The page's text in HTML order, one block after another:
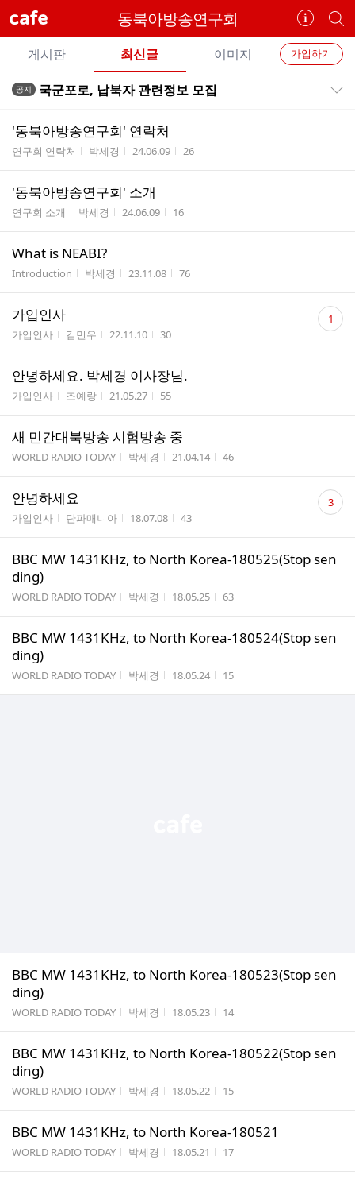
cafe 동북아방송연구회
카
페
정
보
개
별
카
페
검
카
페
메
뉴
가입하기
게시판 최신글 이미지
전
글
트
공지 국군포로, 납북자 관련정보 모집
'동북아방송연구회' 연락처
게시판명
연구회 연락처 작성자
박세경 작성시간
24.06.09 조회수
26
'동북아방송연구회' 소개
게시판명
연구회 소개 작성자
박세경 작성시간
24.06.09 조회수
16
What is NEABI?
게시판명
Introduction 작성자
박세경 작성시간
23.11.08 조회수
76
가입인사
게시판명
가입인사 작성자
김민우 작성시간
22.11.10 조회수
30
댓
글 1
안녕하세요. 박세경 이사장님.
게시판명
가입인사 작성자
조예랑 작성시간
21.05.27 조회수
55
새 민간대북방송 시험방송 중
게시판명
WORLD RADIO TODAY 작성자
박세경 작성시간
21.04.14 조회수
46
안녕하세요
게시판명
가입인사 작성자
단파매니아 작성시간
18.07.08 조회수
43
댓
글 3
BBC MW 1431KHz, to North Korea-180525(Stop sen
ding)
게시판명
WORLD RADIO TODAY 작성자
박세경 작성시간
18.05.25 조회수
63
BBC MW 1431KHz, to North Korea-180524(Stop sen
ding)
게시판명
WORLD RADIO TODAY 작성자
박세경 작성시간
18.05.24 조회수
15
BBC MW 1431KHz, to North Korea-180523(Stop sen
ding)
게시판명
WORLD RADIO TODAY 작성자
박세경 작성시간
18.05.23 조회수
14
BBC MW 1431KHz, to North Korea-180522(Stop sen
ding)
게시판명
WORLD RADIO TODAY 작성자
박세경 작성시간
18.05.22 조회수
15
BBC MW 1431KHz, to North Korea-180521
게시판명
WORLD RADIO TODAY 작성자
박세경 작성시간
18.05.21 조회수
17